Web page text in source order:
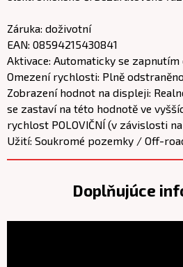
Záruka: doživotní
EAN: 08594215430841
Aktivace: Automaticky se
Omezení rychlosti: Plně odstraněno
Zobrazení hodnot na displeji:
se zastaví na této hodnotě ve
rychlost POLOVIČNÍ (v závislosti
Užití: Soukromé pozemky / Off-
Doplňujúce